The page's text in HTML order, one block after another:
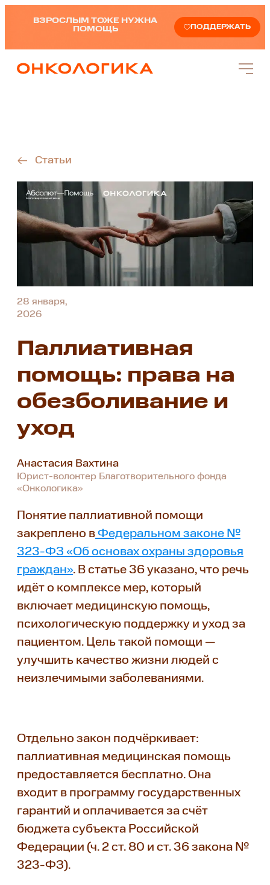
ВЗРОСЛЫМ ТОЖЕ НУЖНА
ПОМОЩЬ
ПОДДЕРЖАТЬ
Статьи
28 января,
2026
Паллиативная
помощь: права на
обезболивание и
уход
Анастасия Вахтина
Юрист-волонтер Благотворительного фонда
«Онкологика»
Понятие паллиативной помощи
закреплено в Федеральном законе №
323-ФЗ «Об основах охраны здоровья
граждан». В статье 36 указано, что речь
идёт о комплексе мер, который
включает медицинскую помощь,
психологическую поддержку и уход за
пациентом. Цель такой помощи —
улучшить качество жизни людей с
неизлечимыми заболеваниями.
Отдельно закон подчёркивает:
паллиативная медицинская помощь
предоставляется бесплатно. Она
входит в программу государственных
гарантий и оплачивается за счёт
бюджета субъекта Российской
Федерации (ч. 2 ст. 80 и ст. 36 закона №
323-ФЗ).